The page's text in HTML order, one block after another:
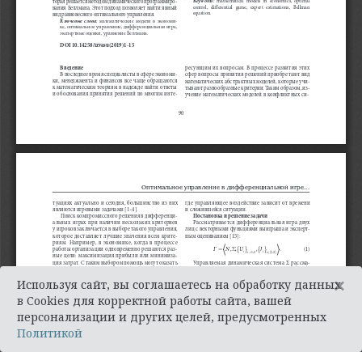
Используя сайт, вы соглашаетесь на обработку данных
в Cookies для корректной работы сайта, вашей
персонализации и других целей, предусмотренных
Политикой
×